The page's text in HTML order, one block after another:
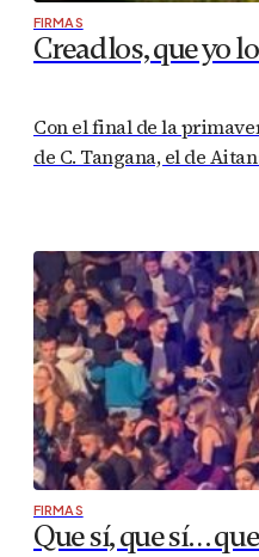
FIRMAS
Creadlos, que yo
Con el final de la
de C. Tangana, el de
FIRMAS
Que sí, que sí…